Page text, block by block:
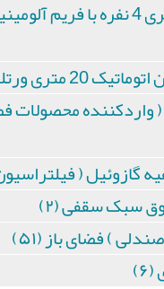
ورتلند انگلیس (۳)
واردکننده محصولات
گازوئیل (
سبک سقفی (۲)
) فضای باز (۵۱)